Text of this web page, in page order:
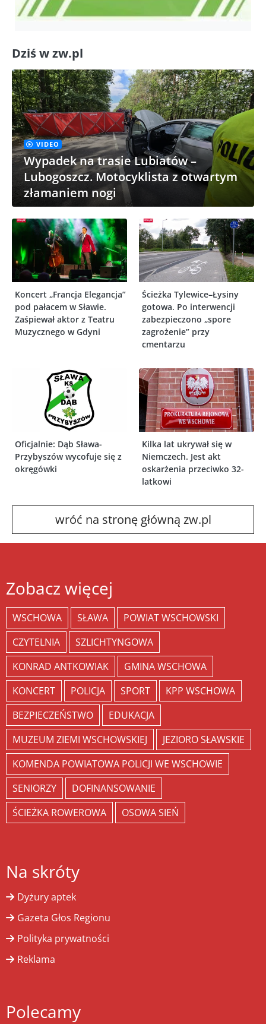
Dziś w zw.pl
VIDEO
Wypadek na trasie Lubiatów –
Lubogoszcz. Motocyklista z otwartym
złamaniem nogi
Koncert „Francja Elegancja”
pod pałacem w Sławie.
Zaśpiewał aktor z Teatru
Muzycznego w Gdyni
Ścieżka Tylewice–Łysiny
gotowa. Po interwencji
zabezpieczono „spore
zagrożenie” przy
cmentarzu
Oficjalnie: Dąb Sława-
Przybyszów wycofuje się z
okręgówki
Kilka lat ukrywał się w
Niemczech. Jest akt
oskarżenia przeciwko 32-
latkowi
wróć na stronę główną zw.pl
Zobacz więcej
WSCHOWA SŁAWA
POWIAT WSCHOWSKI
CZYTELNIA
SZLICHTYNGOWA
KONRAD ANTKOWIAK
GMINA WSCHOWA
KONCERT
POLICJA SPORT
KPP WSCHOWA
BEZPIECZEŃSTWO
EDUKACJA
MUZEUM ZIEMI WSCHOWSKIEJ
JEZIORO SŁAWSKIE
KOMENDA POWIATOWA POLICJI WE WSCHOWIE
SENIORZY
DOFINANSOWANIE
ŚCIEŻKA ROWEROWA
OSOWA SIEŃ
Na skróty
Dyżury aptek
Gazeta Głos Regionu
Polityka prywatności
Reklama
Polecamy